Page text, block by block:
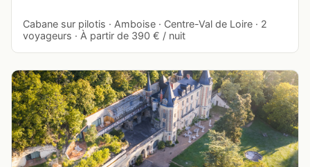
Cabane sur pilotis · Amboise · Centre-Val de Loire · 2
voyageurs · À partir de 390 € / nuit